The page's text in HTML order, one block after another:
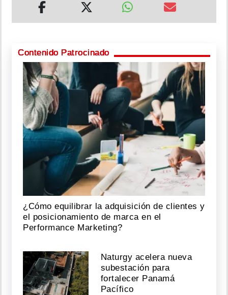
Contenido Patrocinado
¿Cómo equilibrar la adquisición de clientes y
el posicionamiento de marca en el
Performance Marketing?
Naturgy acelera nueva
subestación para
fortalecer Panamá
Pacífico